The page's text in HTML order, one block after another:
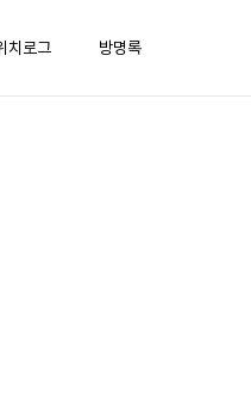
치로그 방명록